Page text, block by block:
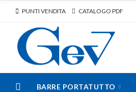
PUNTI VENDITA CATALOGO PDF
BARRE PORTATUTTO